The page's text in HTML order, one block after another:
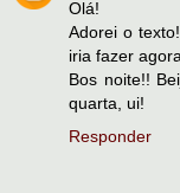
Olá!
Adorei o
iria fazer
Bos noite!!
quarta, ui!
Responder